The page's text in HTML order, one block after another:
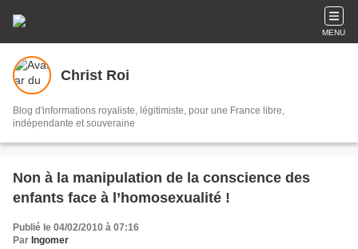
MENU
Christ Roi
Blog d'informations royaliste, légitimiste, pour une France libre,
indépendante et souveraine
Non à la manipulation de la conscience des
enfants face à l’homosexualité !
Publié le 04/02/2010 à 07:16
Par Ingomer